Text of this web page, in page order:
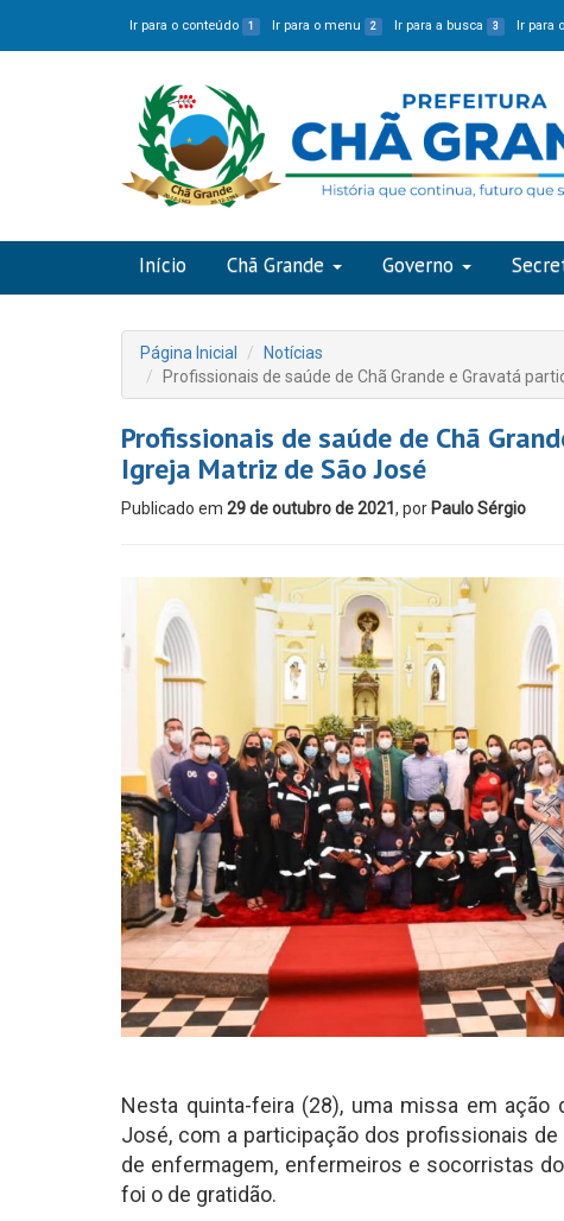
Ir para o conteúdo 1 Ir para o menu 2 Ir para a busca 3 Ir para
Início Chã Grande Governo
Página Inicial
Notícias
Profissionais de saúde de Chã Grande e Gravatá
Profissionais de saúde de Chã
Igreja Matriz de São José
Publicado em 29 de outubro de 2021 , por Paulo Sérgio
Nesta quinta-feira (28), uma missa em
José, com a participação dos profissionais
de enfermagem, enfermeiros e socorristas
foi o de gratidão.